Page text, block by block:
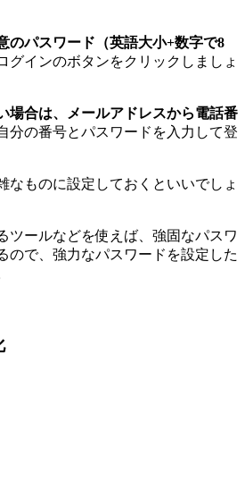
のパスワード（英語大小+数字で8
グインのボタンをクリックしましょ
場合は、メールアドレスから電話番
分の番号とパスワードを入力して登
なものに設定しておくといいでしょ
ツールなどを使えば、強固なパスワ
ので、強力なパスワードを設定した